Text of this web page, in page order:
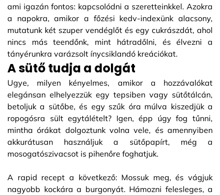
ami igazán fontos: kapcsolódni a szeretteinkkel. Azokra
a napokra, amikor a főzési kedv-indexünk alacsony,
mutatunk két szuper vendéglőt és egy cukrászdát, ahol
nincs más teendőnk, mint hátradőlni, és élvezni a
tányérunkra varázsolt ínycsiklandó kreációkat.
A sütő tudja a dolgát
Ugye, milyen kényelmes, amikor a hozzávalókat
elegánsan elhelyezzük egy tepsiben vagy sütőtálcán,
betoljuk a sütőbe, és egy szűk óra múlva kiszedjük a
ropogósra sült egytálételt? Igen, épp úgy fog tűnni,
mintha órákat dolgoztunk volna vele, és amennyiben
akkurátusan használjuk a sütőpapírt, még a
mosogatószivacsot is pihenőre foghatjuk.
A rapid recept a következő: Mossuk meg, és vágjuk
nagyobb kockára a burgonyát. Hámozni felesleges, a